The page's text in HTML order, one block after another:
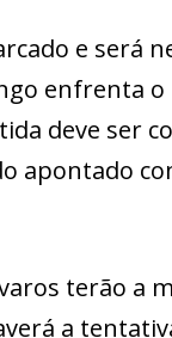
e será
enfrenta o
deve ser
apontado
terão a
a